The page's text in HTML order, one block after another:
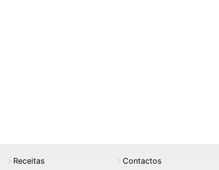
Receitas Contactos